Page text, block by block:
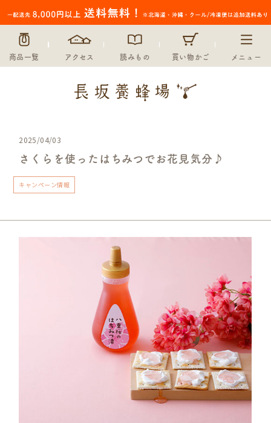
商品一覧 アクセス 読みもの 買い物かご メニュー
2025/04/03
さくらを使ったはちみつでお花見気分♪
キャンペーン情報